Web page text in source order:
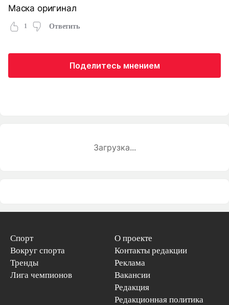
Маска оригинал
1 Ответить
Поделитесь мнением
Загрузка...
Спорт
Вокруг спорта
Тренды
Лига чемпионов
О проекте
Контакты редакции
Реклама
Вакансии
Редакция
Редакционная политика